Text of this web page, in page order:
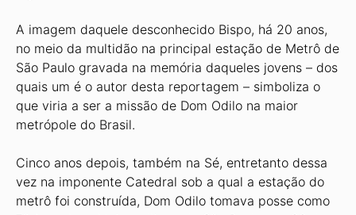
A imagem daquele desconhecido Bispo, há 20 anos,
no meio da multidão na principal estação de Metrô de
São Paulo gravada na memória daqueles jovens – dos
quais um é o autor desta reportagem – simboliza o
que viria a ser a missão de Dom Odilo na maior
metrópole do Brasil.
Cinco anos depois, também na Sé, entretanto dessa
vez na imponente Catedral sob a qual a estação do
metrô foi construída, Dom Odilo tomava posse como